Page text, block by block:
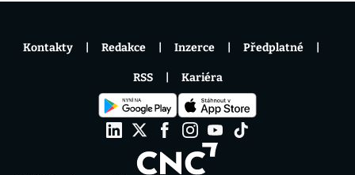
Kontakty Redakce Inzerce Předplatné
RSS Kariéra